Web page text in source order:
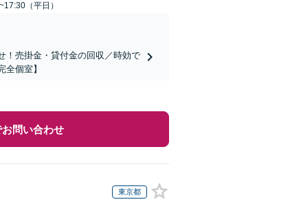
（平日）
！売掛金・貸付金の回収／時効で
個室】
お問い合わせ
東京都